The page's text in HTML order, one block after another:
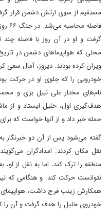
مستقیم از سوی ارتش دشمن قرار
گرفت و او در آن روز با فاصله چند
ویران کرده بودند. دیروز، آمال سعی
خودرویی را که جلوی او در حرکت
نام‌های مختار علی نبیل بزی و
هدف‌گیری اول، خلیل ایستاد و از
حمله خبر داد و از آنها خواست که
گفته می‌شود پس از آن دو خبرنگار
نقل مکان کردند. امدادگران
منطقه را ترک کند، اما به نقل از
نتوانست حرکت کند. و هنگامی که
همکارش زینب فرج داشت، هواپیمای
خودروی خلیل را هدف گرفت و آن را